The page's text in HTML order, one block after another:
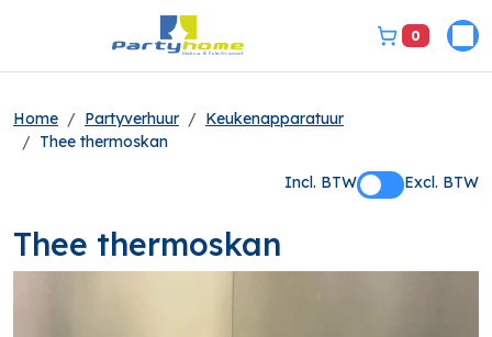
bel ons
0
Home Partyverhuur
Keukenapparatuur
Thee thermoskan
Incl. BTW Excl. BTW
Thee thermoskan